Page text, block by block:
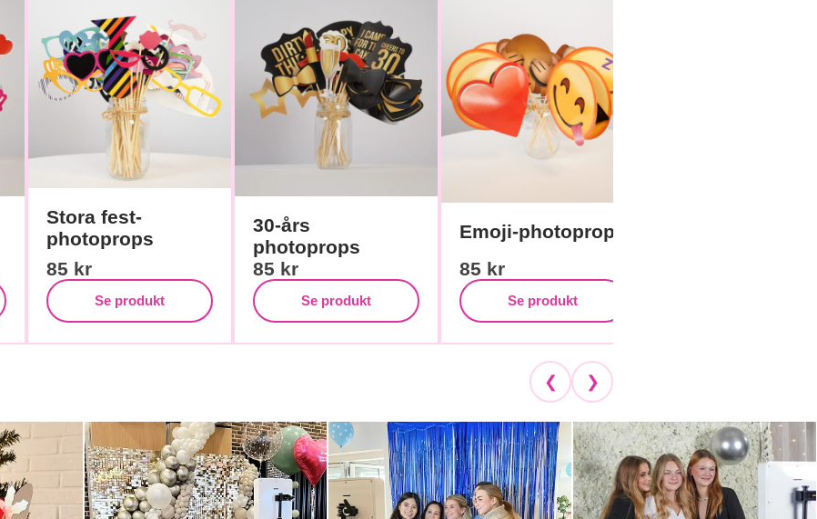
Stora fest-
photoprops
85 kr
Se produkt
30-års
photoprops
85 kr
Se produkt
Emoji-photoprops
85 kr
Se produkt
❮ ❯